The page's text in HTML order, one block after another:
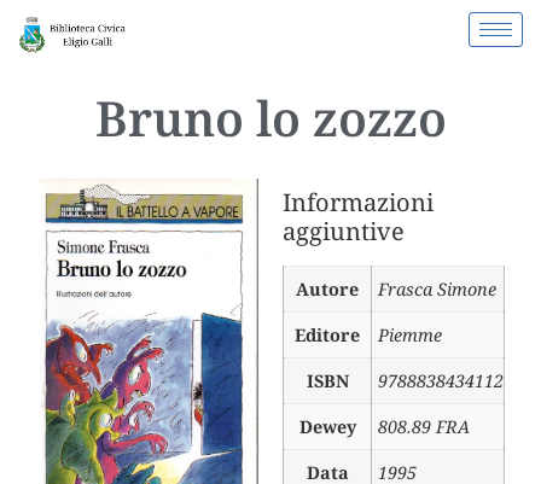
Bruno lo zozzo
Informazioni
aggiuntive
Autore
Frasca Simone
Editore
Piemme
ISBN
9788838434112
Dewey
808.89 FRA
Data
1995